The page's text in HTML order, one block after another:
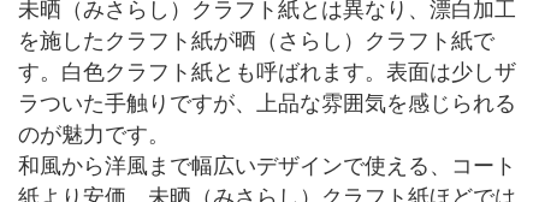
未晒（みさらし）クラフト紙とは異なり、漂白加工
を施したクラフト紙が晒（さらし）クラフト紙で
す。白色クラフト紙とも呼ばれます。表面は少しザ
ラついた手触りですが、上品な雰囲気を感じられる
のが魅力です。
和風から洋風まで幅広いデザインで使える、コート
紙より安価、未晒（みさらし）クラフト紙ほどでは